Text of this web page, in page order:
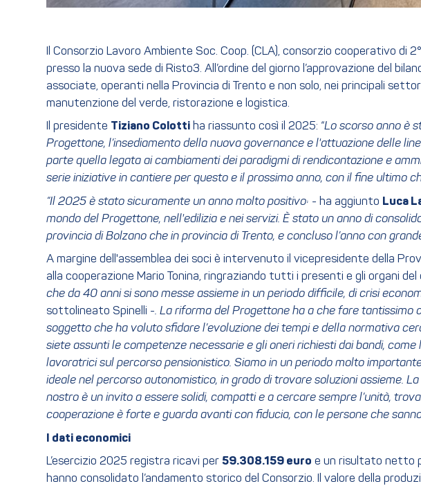
Il Consorzio Lavoro Ambiente Soc. Coop. (CLA), consorzio cooperativo
presso la nuova sede di Risto3. All’ordine del giorno l’approvazione del
associate, operanti nella Provincia di Trento e non solo, nei principali
manutenzione del verde, ristorazione e logistica.
Il presidente Tiziano Colotti ha riassunto così il 2025: “Lo scorso anno è
Progettone, l’insediamento della nuova governance e l'attuazione delle
parte quella legata ai cambiamenti dei paradigmi di rendicontazione e
serie iniziative in cantiere per questo e il prossimo anno, con il fine ultimo
“Il 2025 è stato sicuramente un anno molto positivo: - ha aggiunto Luca
mondo del Progettone, nell'edilizia e nei servizi. È stato un anno di
provincia di Bolzano che in provincia di Trento, e concluso l’anno con
A margine dell'assemblea dei soci è intervenuto il vicepresidente della
alla cooperazione Mario Tonina, ringraziando tutti i presenti e gli organi del
che da 40 anni si sono messe assieme in un periodo difficile, di crisi
sottolineato Spinelli -. La riforma del Progettone ha a che fare tantissimo
soggetto che ha voluto sfidare l’evoluzione dei tempi e della normativa
siete assunti le competenze necessarie e gli oneri richiesti dai bandi,
lavoratrici sul percorso pensionistico. Siamo in un periodo molto
ideale nel percorso autonomistico, in grado di trovare soluzioni assieme.
nostro è un invito a essere solidi, compatti e a cercare sempre l’unità,
cooperazione è forte e guarda avanti con fiducia, con le persone che
I dati economici
L’esercizio 2025 registra ricavi per 59.308.159 euro e un risultato netto
hanno consolidato l’andamento storico del Consorzio. Il valore della